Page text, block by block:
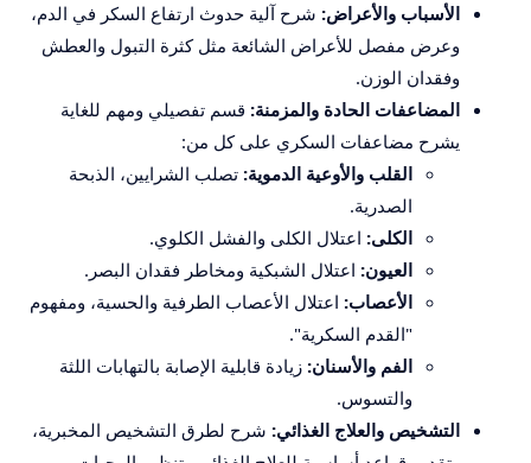
الأسباب والأعراض: شرح آلية حدوث ارتفاع السكر في الدم،
وعرض مفصل للأعراض الشائعة مثل كثرة التبول والعطش
وفقدان الوزن.
المضاعفات الحادة والمزمنة: قسم تفصيلي ومهم للغاية
يشرح مضاعفات السكري على كل من:
القلب والأوعية الدموية: تصلب الشرايين، الذبحة
الصدرية.
الكلى: اعتلال الكلى والفشل الكلوي.
العيون: اعتلال الشبكية ومخاطر فقدان البصر.
الأعصاب: اعتلال الأعصاب الطرفية والحسية، ومفهوم
"القدم السكرية".
الفم والأسنان: زيادة قابلية الإصابة بالتهابات اللثة
والتسوس.
التشخيص والعلاج الغذائي: شرح لطرق التشخيص المخبرية،